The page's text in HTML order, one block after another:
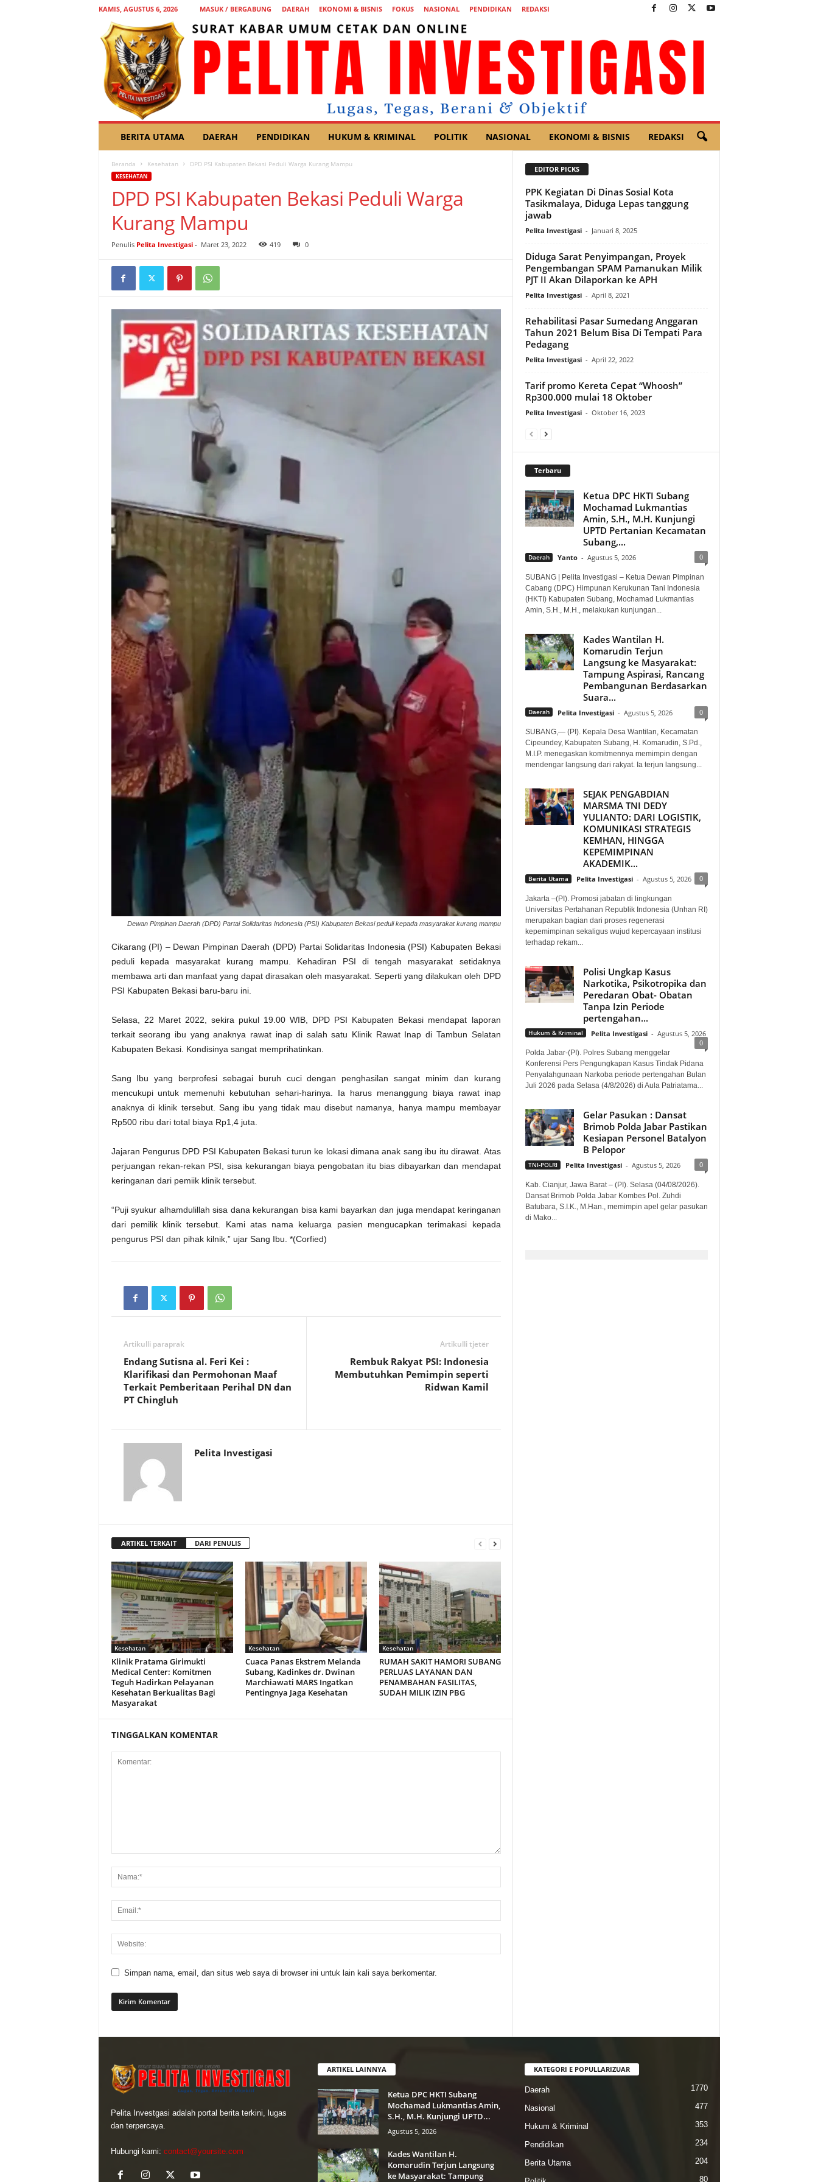
KAMIS, AGUSTUS 6, 2026 MASUK / BERGABUNG DAERAH EKONOMI & BISNIS FOKUS NASIONAL PENDIDIKAN REDAKSI
L
BERITA UTAMA DAERAH PENDIDIKAN HUKUM & KRIMINAL POLITIK NASIONAL EKONOMI & BISNIS REDAKSI
Beranda Kesehatan DPD PSI Kabupaten Bekasi Peduli Warga Kurang Mampu
KESEHATAN
DPD PSI Kabupaten Bekasi Peduli Warga
Kurang Mampu
Penulis Pelita Investigasi- Maret 23, 2022 419 0
Dewan Pimpinan Daerah (DPD) Partai Solidaritas Indonesia (PSI) Kabupaten Bekasi peduli kepada masyarakat kurang mampu
Cikarang (PI) – Dewan Pimpinan Daerah (DPD) Partai Solidaritas Indonesia (PSI) Kabupaten Bekasi
peduli kepada masyarakat kurang mampu. Kehadiran PSI di tengah masyarakat setidaknya
membawa arti dan manfaat yang dapat dirasakan oleh masyarakat. Seperti yang dilakukan oleh DPD
PSI Kabupaten Bekasi baru-baru ini.
Selasa, 22 Maret 2022, sekira pukul 19.00 WIB, DPD PSI Kabupaten Bekasi mendapat laporan
terkait seorang ibu yang anaknya rawat inap di salah satu Klinik Rawat Inap di Tambun Selatan
Kabupaten Bekasi. Kondisinya sangat memprihatinkan.
Sang Ibu yang berprofesi sebagai buruh cuci dengan penghasilan sangat minim dan kurang
mencukupi untuk memenuhi kebutuhan sehari-harinya. Ia harus menanggung biaya rawat inap
anaknya di klinik tersebut. Sang ibu yang tidak mau disebut namanya, hanya mampu membayar
Rp500 ribu dari total biaya Rp1,4 juta.
Jajaran Pengurus DPD PSI Kabupaten Bekasi turun ke lokasi dimana anak sang ibu itu dirawat. Atas
perjuangan rekan-rekan PSI, sisa kekurangan biaya pengobatan itu bias dibayarkan dan mendapat
keringanan dari pemiik klinik tersebut.
“Puji syukur alhamdulillah sisa dana kekurangan bisa kami bayarkan dan juga mendapat keringanan
dari pemilik klinik tersebut. Kami atas nama keluarga pasien mengucapkan terimakasi kepada
pengurus PSI dan pihak kilnik,” ujar Sang Ibu. *(Corfied)
Artikulli paraprak
Endang Sutisna al. Feri Kei :
Klarifikasi dan Permohonan Maaf
Terkait Pemberitaan Perihal DN dan
PT Chingluh
Artikulli tjetër
Rembuk Rakyat PSI: Indonesia
Membutuhkan Pemimpin seperti
Ridwan Kamil
Pelita Investigasi
ARTIKEL TERKAIT DARI PENULIS
Kesehatan
Klinik Pratama Girimukti
Medical Center: Komitmen
Teguh Hadirkan Pelayanan
Kesehatan Berkualitas Bagi
Masyarakat
Kesehatan
Cuaca Panas Ekstrem Melanda
Subang, Kadinkes dr. Dwinan
Marchiawati MARS Ingatkan
Pentingnya Jaga Kesehatan
Kesehatan
RUMAH SAKIT HAMORI SUBANG
PERLUAS LAYANAN DAN
PENAMBAHAN FASILITAS,
SUDAH MILIK IZIN PBG
TINGGALKAN KOMENTAR
Simpan nama, email, dan situs web saya di browser ini untuk lain kali saya berkomentar.
EDITOR PICKS
PPK Kegiatan Di Dinas Sosial Kota
Tasikmalaya, Diduga Lepas tanggung
jawab
Pelita Investigasi - Januari 8, 2025
Diduga Sarat Penyimpangan, Proyek
Pengembangan SPAM Pamanukan Milik
PJT II Akan Dilaporkan ke APH
Pelita Investigasi - April 8, 2021
Rehabilitasi Pasar Sumedang Anggaran
Tahun 2021 Belum Bisa Di Tempati Para
Pedagang
Pelita Investigasi - April 22, 2022
Tarif promo Kereta Cepat “Whoosh”
Rp300.000 mulai 18 Oktober
Pelita Investigasi - Oktober 16, 2023
Terbaru
Ketua DPC HKTI Subang
Mochamad Lukmantias
Amin, S.H., M.H. Kunjungi
UPTD Pertanian Kecamatan
Subang,...
Daerah Yanto - Agustus 5, 2026 0
SUBANG | Pelita Investigasi – Ketua Dewan Pimpinan
Cabang (DPC) Himpunan Kerukunan Tani Indonesia
(HKTI) Kabupaten Subang, Mochamad Lukmantias
Amin, S.H., M.H., melakukan kunjungan...
Kades Wantilan H.
Komarudin Terjun
Langsung ke Masyarakat:
Tampung Aspirasi, Rancang
Pembangunan Berdasarkan
Suara...
Daerah Pelita Investigasi - Agustus 5, 2026 0
SUBANG,— (PI). Kepala Desa Wantilan, Kecamatan
Cipeundey, Kabupaten Subang, H. Komarudin, S.Pd.,
M.I.P. menegaskan komitmennya memimpin dengan
mendengar langsung dari rakyat. Ia terjun langsung...
SEJAK PENGABDIAN
MARSMA TNI DEDY
YULIANTO: DARI LOGISTIK,
KOMUNIKASI STRATEGIS
KEMHAN, HINGGA
KEPEMIMPINAN
AKADEMIK...
Berita Utama Pelita Investigasi - Agustus 5, 2026 0
Jakarta –(PI). Promosi jabatan di lingkungan
Universitas Pertahanan Republik Indonesia (Unhan RI)
merupakan bagian dari proses regenerasi
kepemimpinan sekaligus wujud kepercayaan institusi
terhadap rekam...
Polisi Ungkap Kasus
Narkotika, Psikotropika dan
Peredaran Obat- Obatan
Tanpa Izin Periode
pertengahan...
Hukum & Kriminal Pelita Investigasi - Agustus 5, 2026
0
Polda Jabar-(PI). Polres Subang menggelar
Konferensi Pers Pengungkapan Kasus Tindak Pidana
Penyalahgunaan Narkoba periode pertengahan Bulan
Juli 2026 pada Selasa (4/8/2026) di Aula Patriatama...
Gelar Pasukan : Dansat
Brimob Polda Jabar Pastikan
Kesiapan Personel Batalyon
B Pelopor
TNI-POLRI Pelita Investigasi - Agustus 5, 2026 0
Kab. Cianjur, Jawa Barat – (PI). Selasa (04/08/2026).
Dansat Brimob Polda Jabar Kombes Pol. Zuhdi
Batubara, S.I.K., M.Han., memimpin apel gelar pasukan
di Mako...
Pelita Investgasi adalah portal berita terkini, lugas
dan terpercaya.
Hubungi kami: contact@yoursite.com
ARTIKEL LAINNYA
Ketua DPC HKTI Subang
Mochamad Lukmantias Amin,
S.H., M.H. Kunjungi UPTD...
Agustus 5, 2026
Kades Wantilan H.
Komarudin Terjun Langsung
ke Masyarakat: Tampung
KATEGORI E POPULLARIZUAR
Daerah 1770
Nasional 477
Hukum & Kriminal 353
Pendidikan 234
Berita Utama 204
80